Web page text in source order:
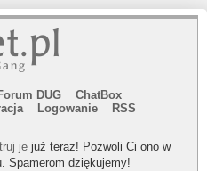
DUG
ChatBox
Logowanie
RSS
je już teraz! Pozwoli Ci ono w
Spamerom dziękujemy!